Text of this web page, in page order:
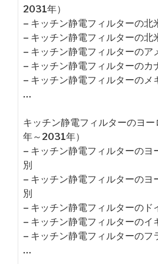
2031年）
– キッチン静電フィルターの北
– キッチン静電フィルターの北
– キッチン静電フィルターのア
– キッチン静電フィルターのカ
– キッチン静電フィルターのメ
…
キッチン静電フィルターのヨ
年～2031年）
– キッチン静電フィルターのヨ
別
– キッチン静電フィルターのヨ
別
– キッチン静電フィルターのド
– キッチン静電フィルターのイ
– キッチン静電フィルターのフ
…